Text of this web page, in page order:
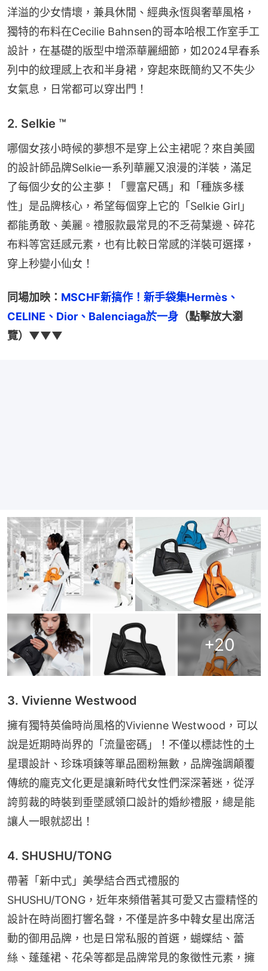
洋溢的少女情壞，兼具休閒、經典永恆與奢華風格，
獨特的布料在Cecilie Bahnsen的哥本哈根工作室手工
設計，在基礎的版型中增添華麗細節，如2024早春系
列中的紋理感上衣和半身裙，穿起來既簡約又不失少
女氣息，日常都可以穿出門！
2. Selkie ™
哪個女孩小時候的夢想不是穿上公主裙呢？來自美國
的設計師品牌Selkie一系列華麗又浪漫的洋裝，滿足
了每個少女的公主夢！「豐富尺碼」和「種族多樣
性」是品牌核心，希望每個穿上它的「Selkie Girl」
都能勇敢、美麗。禮服款最常見的不乏荷葉邊、碎花
布料等宮廷感元素，也有比較日常感的洋裝可選擇，
穿上秒變小仙女！
同場加映： MSCHF新搞作！新手袋集Hermès、
CELINE、Dior、Balenciaga於一身 （點擊放大瀏
覽）▼▼▼
+20
3. Vivienne Westwood
擁有獨特英倫時尚風格的Vivienne Westwood，可以
說是近期時尚界的「流量密碼」！不僅以標誌性的土
星環設計、珍珠項鍊等單品圈粉無數，品牌強調顛覆
傳統的龐克文化更是讓新時代女性們深深著迷，從浮
誇剪裁的時裝到垂墜感領口設計的婚紗禮服，總是能
讓人一眼就認出！
4. SHUSHU/TONG
帶著「新中式」美學結合西式禮服的
SHUSHU/TONG，近年來頻借著其可愛又古靈精怪的
設計在時尚圈打響名聲，不僅是許多中韓女星出席活
動的御用品牌，也是日常私服的首選，蝴蝶結、蕾
絲、蓬蓬裙、花朵等都是品牌常見的象徵性元素，擁